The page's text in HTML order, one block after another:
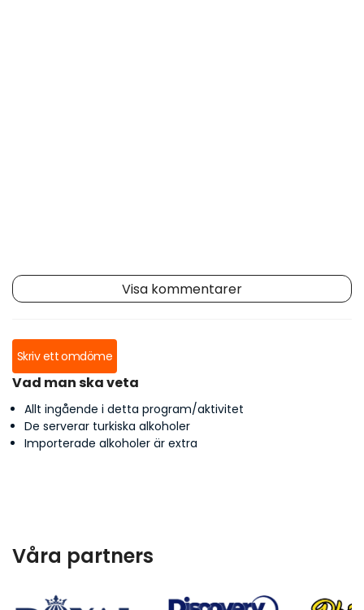
Visa kommentarer
Skriv ett omdöme
Vad man ska veta
Allt ingående i detta program/aktivitet
De serverar turkiska alkoholer
Importerade alkoholer är extra
Våra partners